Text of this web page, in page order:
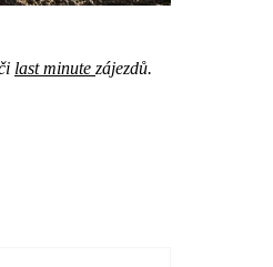
last minute zájezdů.